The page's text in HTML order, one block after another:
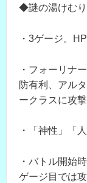
◆謎の湯けむ
・3ゲージ。
・フォーリナ
防有利、アル
ークラスに攻
・「神性」「
・バトル開始
ゲージ目では